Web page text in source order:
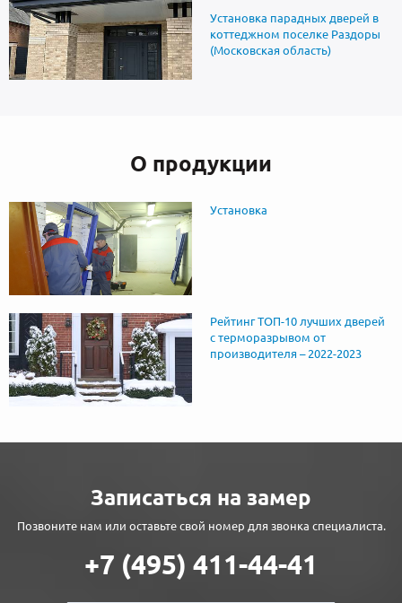
Установка парадных дверей в
коттеджном поселке Раздоры
(Московская область)
О продукции
Установка
Рейтинг ТОП-10 лучших дверей
с терморазрывом от
производителя – 2022-2023
Записаться на замер
Позвоните нам или оставьте свой номер для звонка специалиста.
+7 (495) 411-44-41